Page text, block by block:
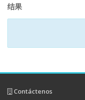
结果
Contáctenos